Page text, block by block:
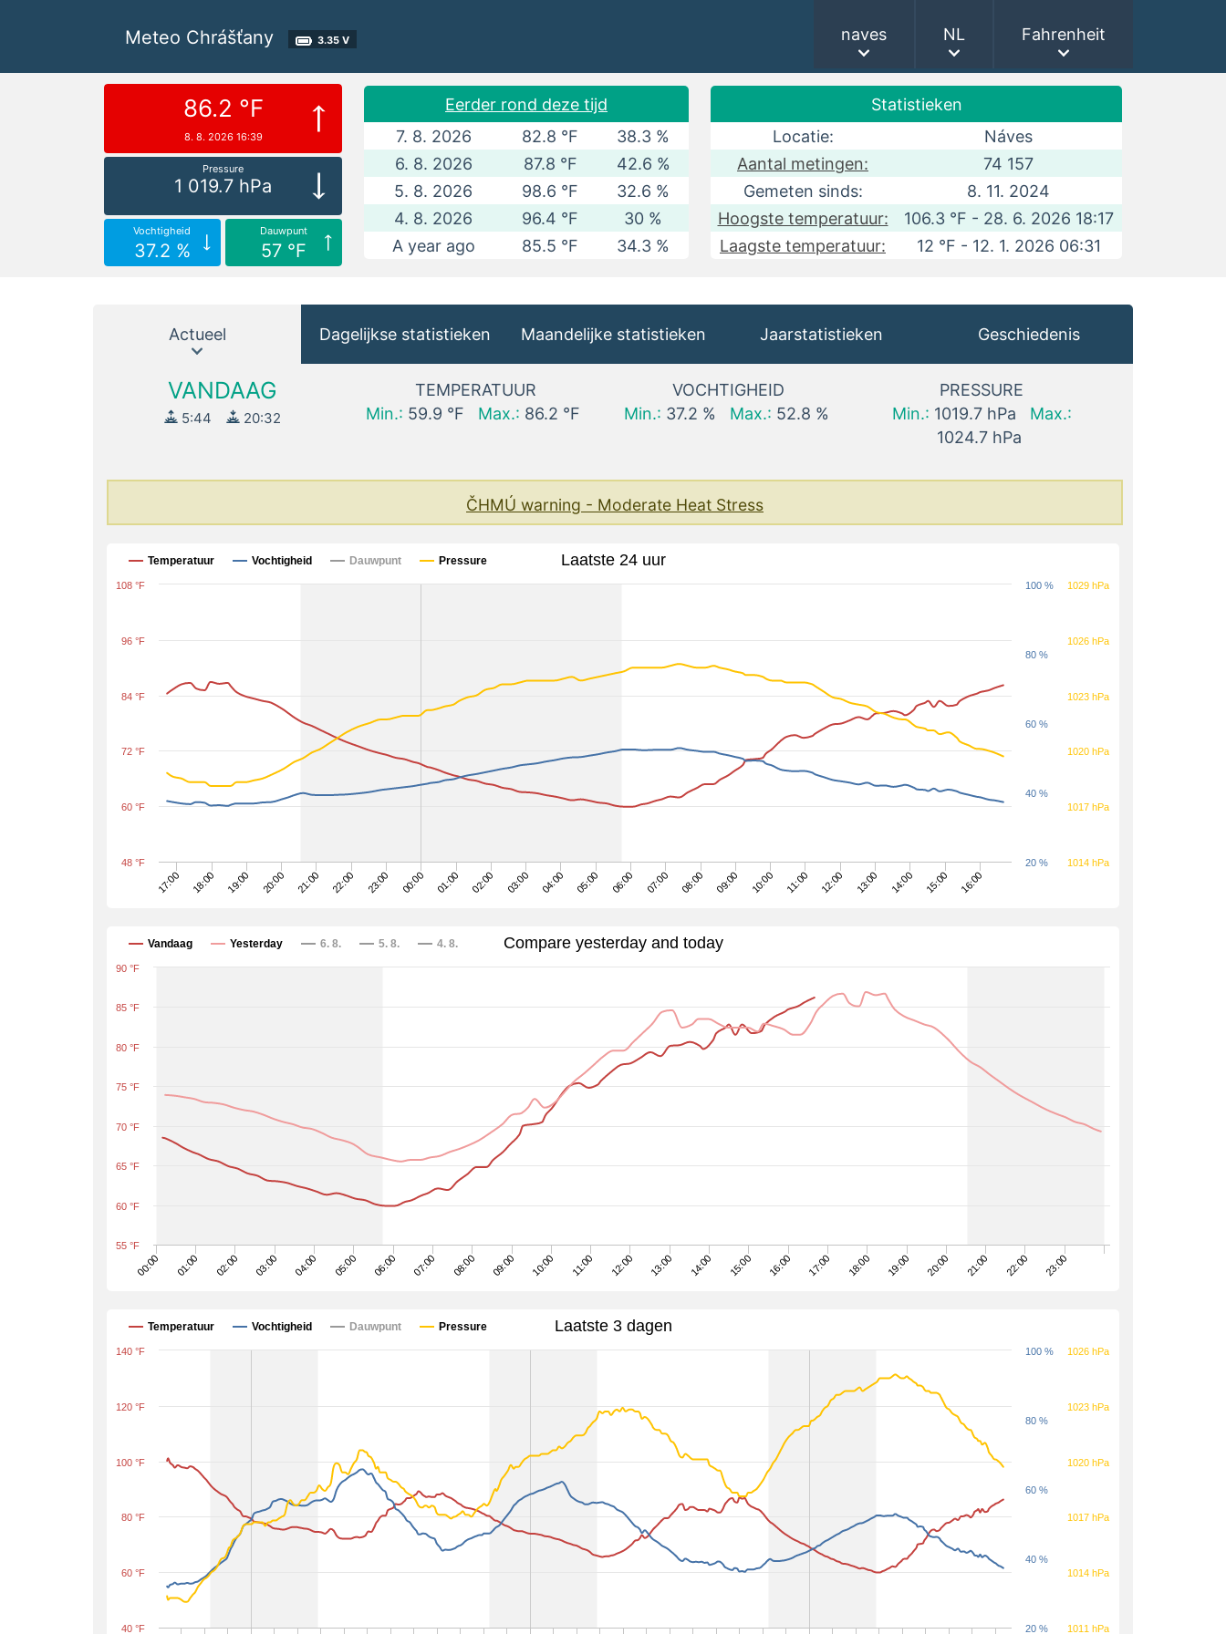
Meteo Chrášťany 3.35 V naves NL Fahrenheit
86.2 °F
8. 8. 2026 16:39
Pressure
1 019.7 hPa
Vochtigheid
37.2 %
Dauwpunt
57 °F
Eerder rond deze tijd
7. 8. 2026
82.8 °F
38.3 %
6. 8. 2026
87.8 °F
42.6 %
5. 8. 2026
98.6 °F
32.6 %
4. 8. 2026
96.4 °F
30 %
A year ago
85.5 °F 34.3 %
Statistieken
Locatie:
Náves
Aantal metingen:
74 157
Gemeten sinds:
8. 11. 2024
Hoogste temperatuur:
106.3 °F - 28. 6. 2026 18:17
Laagste temperatuur:
12 °F - 12. 1. 2026 06:31
Actueel Dagelijkse statistieken Maandelijke statistieken Jaarstatistieken Geschiedenis
VANDAAG
5:44 20:32
TEMPERATUUR
Min.: 59.9 °F Max.: 86.2 °F
VOCHTIGHEID
Min.: 37.2 % Max.: 52.8 %
PRESSURE
Min.: 1019.7 hPa Max.:
1024.7 hPa
ČHMÚ warning - Moderate Heat Stress
Laatste 24 uur
Temperatuur Vochtigheid Dauwpunt Pressure
17:00 18:00 19:00 20:00 21:00 22:00 23:00 00:00 01:00 02:00 03:00 04:00 05:00 06:00 07:00 08:00 09:00 10:00 11:00 12:00 13:00 14:00 15:00 16:00
48 °F
60 °F
72 °F
84 °F
96 °F
108 °F
40 %
60 %
80 %
100 %
20 % 1014 hPa
1017 hPa
1020 hPa
1023 hPa
1026 hPa
1029 hPa
Compare yesterday and today
Vandaag Yesterday 6. 8. 5. 8. 4. 8.
00:00 01:00 02:00 03:00 04:00 05:00 06:00 07:00 08:00 09:00 10:00 11:00 12:00 13:00 14:00 15:00 16:00 17:00 18:00 19:00 20:00 21:00 22:00 23:00
55 °F
60 °F
65 °F
70 °F
75 °F
80 °F
85 °F
90 °F
Laatste 3 dagen
Temperatuur Vochtigheid Dauwpunt Pressure
40 °F
60 °F
80 °F
100 °F
120 °F
140 °F
20 %
40 %
60 %
80 %
100 %
1011 hPa
1014 hPa
1017 hPa
1020 hPa
1023 hPa
1026 hPa